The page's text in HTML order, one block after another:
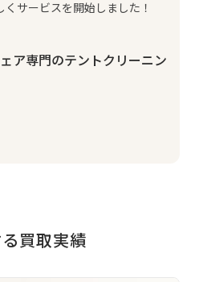
サービスを開始しました！
ア専門のテントクリーニン
買取実績